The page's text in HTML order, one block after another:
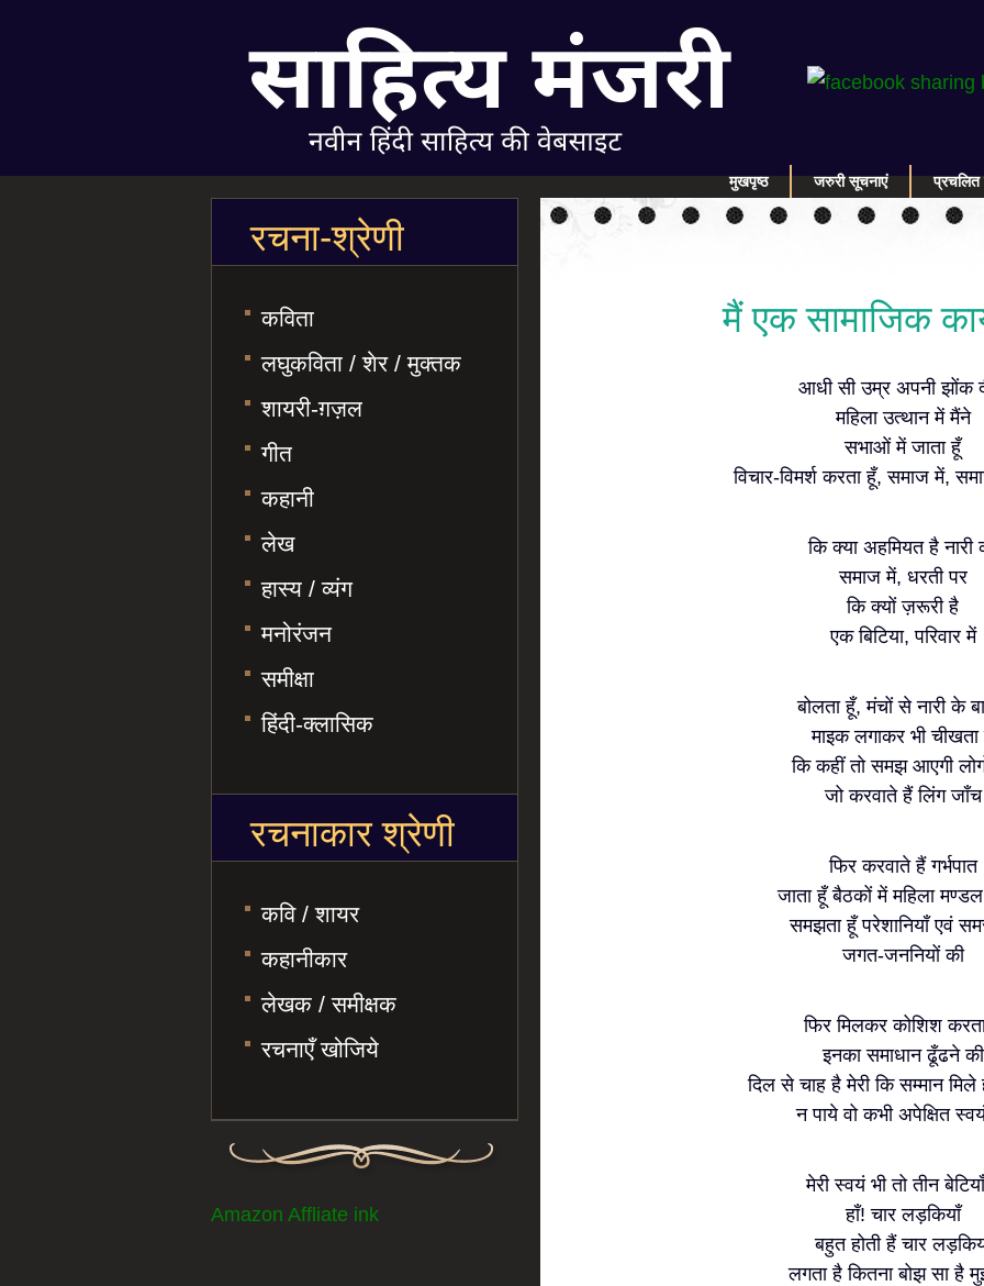
मुखपृष्ठ जरुरी सूचनाएं प्रचलित
मैं एक सामाजिक
आधी सी उम्र अपनी झोंक
महिला उत्थान में मैंने
सभाओं में जाता हूँ
विचार-विमर्श करता हूँ, समाज में,
कि क्या अहमियत है नारी
समाज में, धरती पर
कि क्यों ज़रूरी है
एक बिटिया, परिवार में
बोलता हूँ, मंचों से नारी के
माइक लगाकर भी चीखता
कि कहीं तो समझ आएगी
जो करवाते हैं लिंग जाँच
फिर करवाते हैं गर्भपात
जाता हूँ बैठकों में महिला
समझता हूँ परेशानियाँ एवं
जगत-जननियों की
फिर मिलकर कोशिश
इनका समाधान ढूँढने की
दिल से चाह है मेरी कि सम्मान मिले
न पाये वो कभी अपेक्षित
मेरी स्वयं भी तो तीन
हाँ! चार लड़कियाँ
बहुत होती हैं चार
लगता है कितना बोझ सा है
रचना-श्रेणी
कविता
लघुकविता / शेर / मुक्तक
शायरी-ग़ज़ल
गीत
कहानी
लेख
हास्य / व्यंग
मनोरंजन
समीक्षा
हिंदी-क्लासिक
रचनाकार श्रेणी
कवि / शायर
कहानीकार
लेखक / समीक्षक
रचनाएँ खोजिये
Amazon Affliate ink